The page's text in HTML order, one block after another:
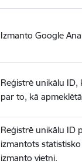
Izmanto Google
Reģistrē unikālu
par to, kā
Reģistrē unikālu ID
izmantots
izmanto vietni.